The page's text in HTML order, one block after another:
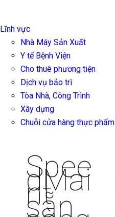
Lĩnh vực
Nhà Máy Sản Xuất
Y tế Bệnh Viện
Cho thuê phương tiện
Dịch vụ bảo trì
Tòa Nhà, Công Trình
Xây dựng
Chuỗi cửa hàng thực phẩm
Spee
dMai
nt
sẵn